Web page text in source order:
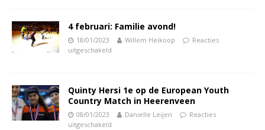
4 februari: Familie avond!
18/01/2023 Willem Heikoop
Reacties
uitgeschakeld
Quinty Hersi 1e op de European Youth
Country Match in Heerenveen
08/01/2023 Danielle Leijen
Reacties
uitgeschakeld